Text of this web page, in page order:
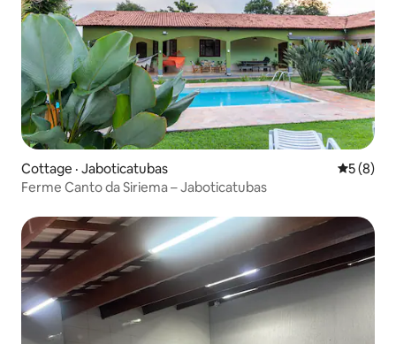
Cottage · Jaboticatubas Note
5 (8)
Ferme Canto da Siriema – Jaboticatubas